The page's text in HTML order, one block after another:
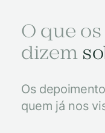
O que
dizem
Os
quem já nos